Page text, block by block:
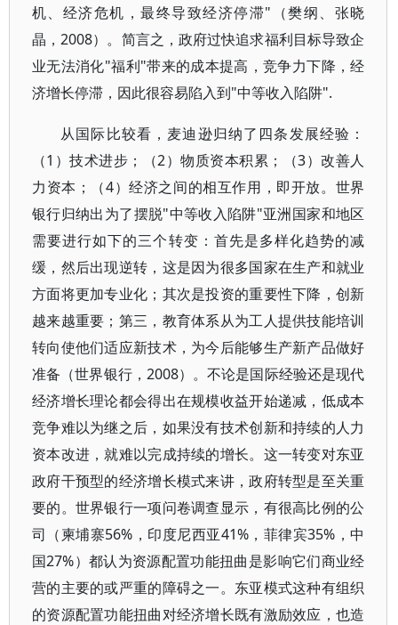
机、经济危机，最终导致经济停滞"（樊纲、张晓
晶，2008）。简言之，政府过快追求福利目标导致企
业无法消化"福利"带来的成本提高，竞争力下降，经
济增长停滞，因此很容易陷入到"中等收入陷阱".
从国际比较看，麦迪逊归纳了四条发展经验：
（1）技术进步；（2）物质资本积累；（3）改善人
力资本；（4）经济之间的相互作用，即开放。世界
银行归纳出为了摆脱"中等收入陷阱"亚洲国家和地区
需要进行如下的三个转变：首先是多样化趋势的减
缓，然后出现逆转，这是因为很多国家在生产和就业
方面将更加专业化；其次是投资的重要性下降，创新
越来越重要；第三，教育体系从为工人提供技能培训
转向使他们适应新技术，为今后能够生产新产品做好
准备（世界银行，2008）。不论是国际经验还是现代
经济增长理论都会得出在规模收益开始递减，低成本
竞争难以为继之后，如果没有技术创新和持续的人力
资本改进，就难以完成持续的增长。这一转变对东亚
政府干预型的经济增长模式来讲，政府转型是至关重
要的。世界银行一项问卷调查显示，有很高比例的公
司（柬埔寨56%，印度尼西亚41%，菲律宾35%，中
国27%）都认为资源配置功能扭曲是影响它们商业经
营的主要的或严重的障碍之一。东亚模式这种有组织
的资源配置功能扭曲对经济增长既有激励效应，也造